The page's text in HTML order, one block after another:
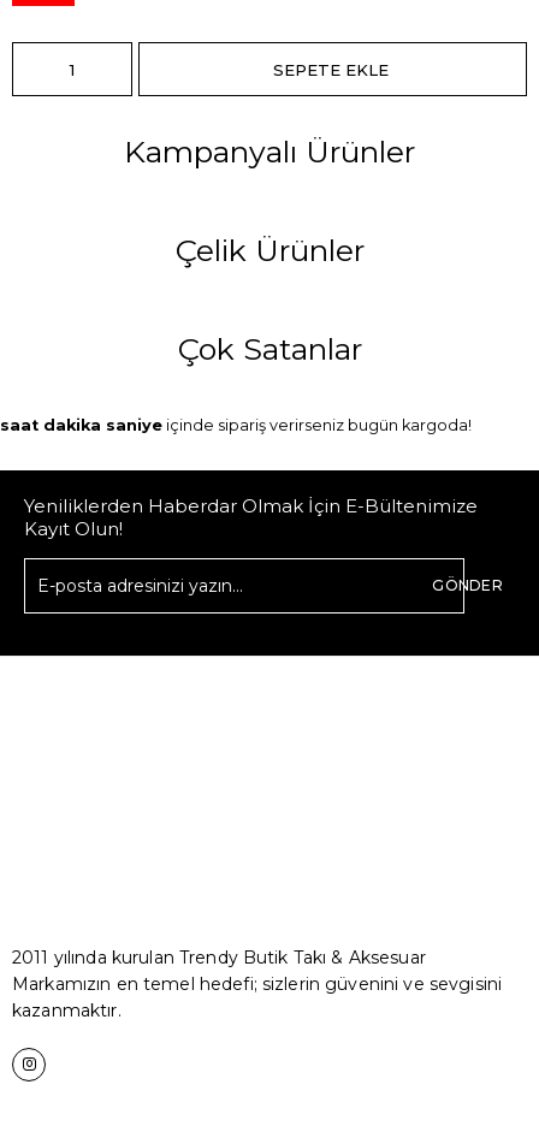
Kampanyalı Ürünler
Çelik Ürünler
Çok Satanlar
saat dakika saniye içinde sipariş verirseniz bugün kargoda!
Yeniliklerden Haberdar Olmak İçin E-Bültenimize
Kayıt Olun!
GÖNDER
2011 yılında kurulan Trendy Butik Takı & Aksesuar
Markamızın en temel hedefi; sizlerin güvenini ve sevgisini
kazanmaktır.